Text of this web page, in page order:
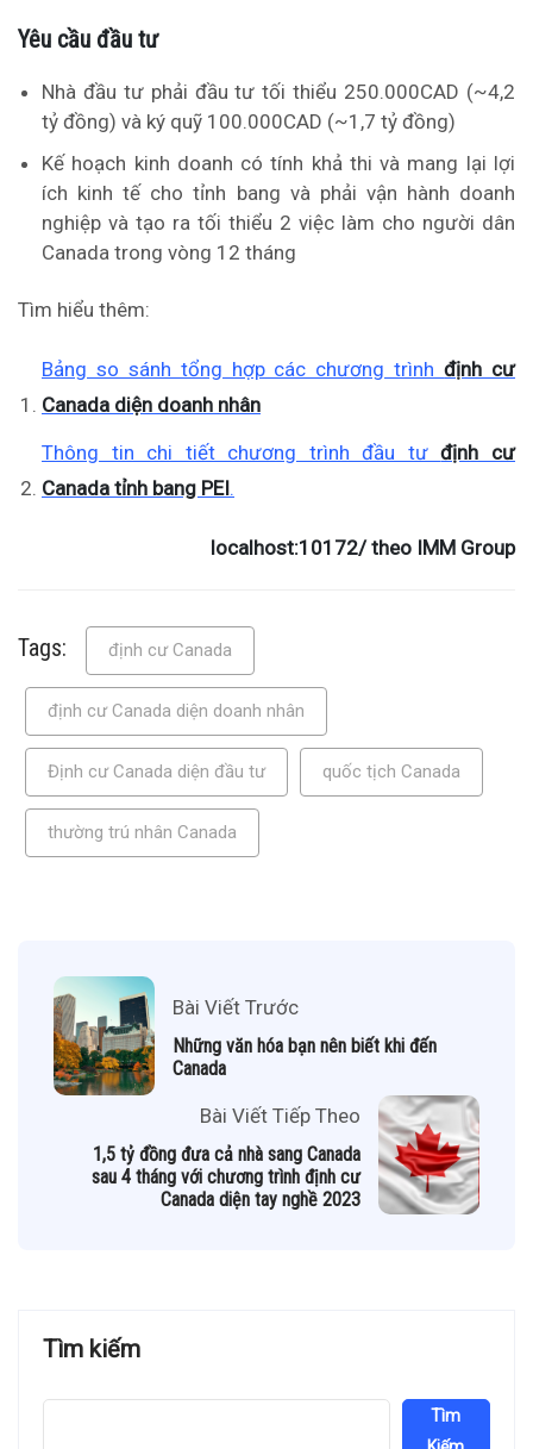
Yêu cầu đầu tư
Nhà đầu tư phải đầu tư tối thiểu 250.000CAD (~4,2
tỷ đồng) và ký quỹ 100.000CAD (~1,7 tỷ đồng)
Kế hoạch kinh doanh có tính khả thi và mang lại lợi
ích kinh tế cho tỉnh bang và phải vận hành doanh
nghiệp và tạo ra tối thiểu 2 việc làm cho người dân
Canada trong vòng 12 tháng
Tìm hiểu thêm:
Bảng so sánh tổng hợp các chương trìnhđịnh cư
Canada diện doanh nhân
Thông tin chi tiết chương trình đầu tưđịnh cư
Canada tỉnh bang PEI.
localhost:10172/ theo IMM Group
Tags: định cư Canada
định cư Canada diện doanh nhân
Định cư Canada diện đầu tư quốc tịch Canada
thường trú nhân Canada
Bài Viết Trước
Những văn hóa bạn nên biết khi đến
Canada
Bài Viết Tiếp Theo
1,5 tỷ đồng đưa cả nhà sang Canada
sau 4 tháng với chương trình định cư
Canada diện tay nghề 2023
Tìm kiếm
Tìm